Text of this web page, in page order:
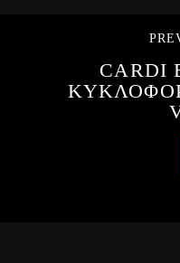
CARDI